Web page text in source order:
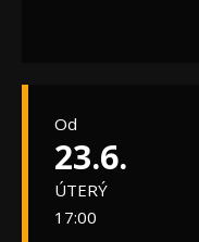
Od
23.6.
ÚTERÝ
17:00